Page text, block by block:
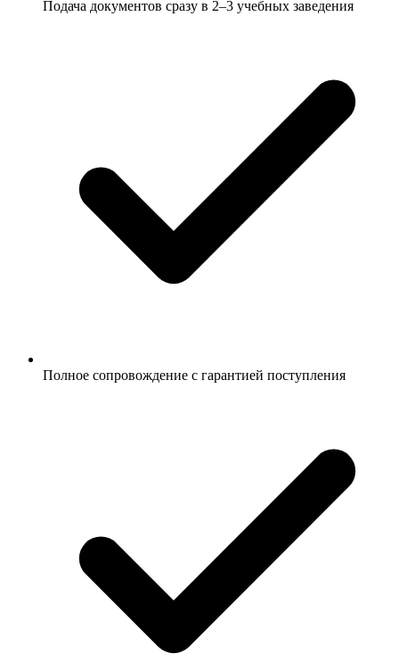
Подача документов сразу в 2–3 учебных заведения
Полное сопровождение с гарантией поступления